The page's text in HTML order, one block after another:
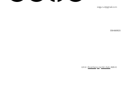
© 2025 UX UI -
Roie Karpo&Alin Katz
iceguru2@gmail.com
058-6669023